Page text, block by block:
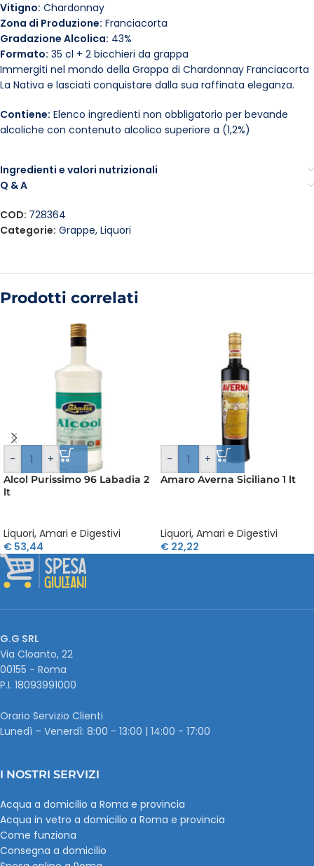
Vitigno: Chardonnay
Zona di Produzione: Franciacorta
Gradazione Alcolica: 43%
Formato: 35 cl + 2 bicchieri da grappa
Immergiti nel mondo della Grappa di Chardonnay Franciacorta
La Nativa e lasciati conquistare dalla sua raffinata eleganza.
Contiene: Elenco ingredienti non obbligatorio per bevande
alcoliche con contenuto alcolico superiore a (1,2%)
Ingredienti e valori nutrizionali
Q & A
COD: 728364
Categorie: Grappe, Liquori
Prodotti correlati
- +
Alcol Purissimo 96 Labadia 2
lt
Liquori, Amari e Digestivi
€ 53,44
- +
Amaro Averna Siciliano 1 lt
Liquori, Amari e Digestivi
€ 22,22
G.G SRL
Via Cloanto, 22
00155 - Roma
P.I. ‭18093991000
Orario Servizio Clienti
Lunedì – Venerdì: 8:00 - 13:00 | 14:00 - 17:00
I NOSTRI SERVIZI
Acqua a domicilio a Roma e provincia
Acqua in vetro a domicilio a Roma e provincia
Come funziona
Consegna a domicilio